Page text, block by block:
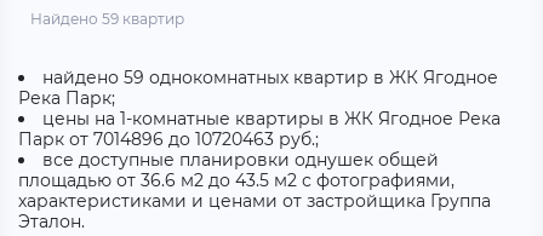
Найдено 59 квартир
найдено 59 однокомнатных квартир в ЖК Ягодное
Река Парк;
цены на 1-комнатные квартиры в ЖК Ягодное Река
Парк от 7014896 до 10720463 руб.;
все доступные планировки однушек общей
площадью от 36.6 м2 до 43.5 м2 с фотографиями,
характеристиками и ценами от застройщика Группа
Эталон.